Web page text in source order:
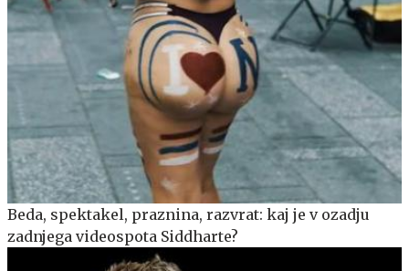
Beda, spektakel, praznina, razvrat: kaj je v ozadju
zadnjega videospota Siddharte?